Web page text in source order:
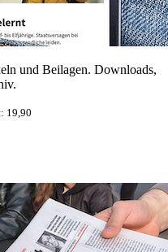
und Beilagen. Downloads,
19,90